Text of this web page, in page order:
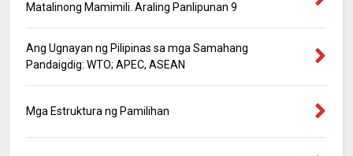
Matalinong Mamimili. Araling Panlipunan 9
Ang Ugnayan ng Pilipinas sa mga Samahang
Pandaigdig: WTO; APEC, ASEAN
Mga Estruktura ng Pamilihan